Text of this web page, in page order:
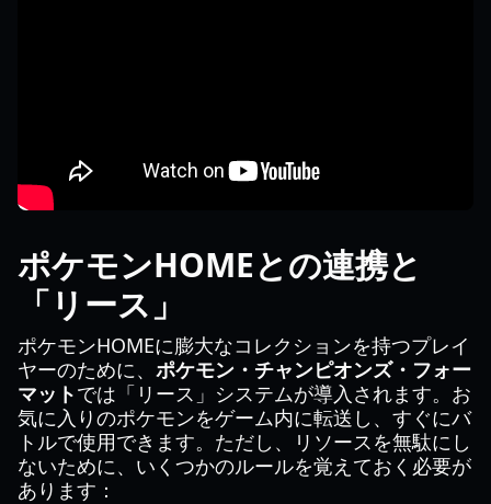
ポケモンHOMEとの連携と
「リース」
ポケモンHOMEに膨大なコレクションを持つプレイ
ヤーのために、 ポケモン・チャンピオンズ・フォー
マットでは「リース」システムが導入されます。お
気に入りのポケモンをゲーム内に転送し、すぐにバ
トルで使用できます。ただし、リソースを無駄にし
ないために、いくつかのルールを覚えておく必要が
あります：